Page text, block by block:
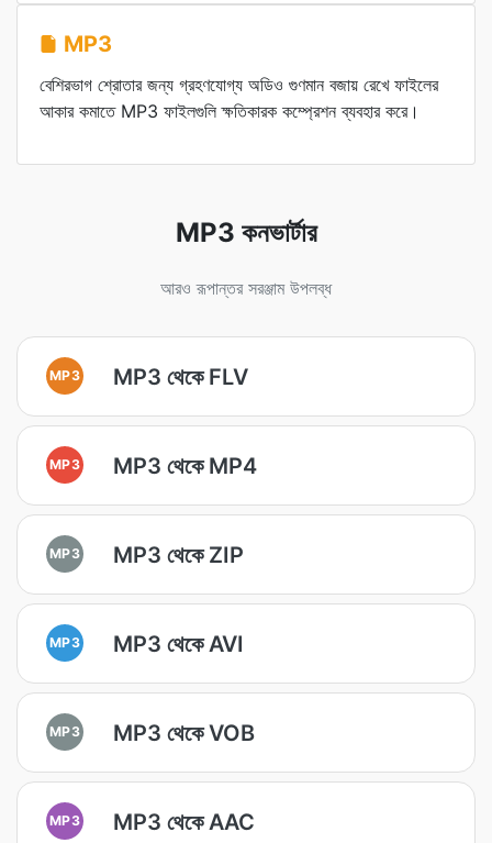
MP3
বেশিরভাগ শ্রোতার জন্য গ্রহণযোগ্য অডিও গুণমান বজায় রেখে ফাইলের
আকার কমাতে MP3 ফাইলগুলি ক্ষতিকারক কম্প্রেশন ব্যবহার করে।
MP3 কনভার্টার
আরও রূপান্তর সরঞ্জাম উপলব্ধ
MP3 MP3 থেকে FLV
MP3 MP3 থেকে MP4
MP3 MP3 থেকে ZIP
MP3 MP3 থেকে AVI
MP3 MP3 থেকে VOB
MP3 MP3 থেকে AAC